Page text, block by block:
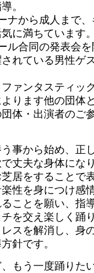
。
ナから成人まで、
に満ちています
ル合同の発表会
れている男性ゲ
ァンタスティッ
ります他の団体
体・出演者のご
事から始め、正
丈夫な身体にな
居をすることで
性を身につけ感
ことを願い、指
を交え楽しく踊
スを解消し、身
針です。
もう一度踊りた